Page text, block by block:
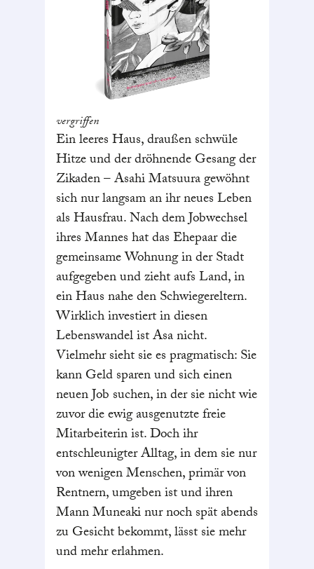
vergriffen
Ein leeres Haus, draußen schwüle
Hitze und der dröhnende Gesang der
Zikaden – Asahi Matsuura gewöhnt
sich nur langsam an ihr neues Leben
als Hausfrau. Nach dem Jobwechsel
ihres Mannes hat das Ehepaar die
gemeinsame Wohnung in der Stadt
aufgegeben und zieht aufs Land, in
ein Haus nahe den Schwiegereltern.
Wirklich investiert in diesen
Lebenswandel ist Asa nicht.
Vielmehr sieht sie es pragmatisch: Sie
kann Geld sparen und sich einen
neuen Job suchen, in der sie nicht wie
zuvor die ewig ausgenutzte freie
Mitarbeiterin ist. Doch ihr
entschleunigter Alltag, in dem sie nur
von wenigen Menschen, primär von
Rentnern, umgeben ist und ihren
Mann Muneaki nur noch spät abends
zu Gesicht bekommt, lässt sie mehr
und mehr erlahmen.